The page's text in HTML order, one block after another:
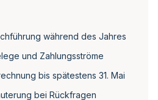
während des Jahres
und Zahlungsströme
bis spätestens 31. Mai
bei Rückfragen